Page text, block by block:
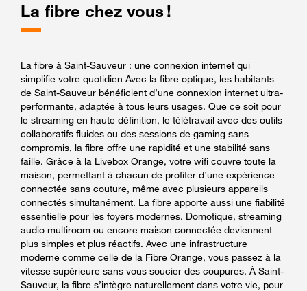
La fibre chez vous !
La fibre à Saint-Sauveur : une connexion internet qui
simplifie votre quotidien Avec la fibre optique, les habitants
de Saint-Sauveur bénéficient d’une connexion internet ultra-
performante, adaptée à tous leurs usages. Que ce soit pour
le streaming en haute définition, le télétravail avec des outils
collaboratifs fluides ou des sessions de gaming sans
compromis, la fibre offre une rapidité et une stabilité sans
faille. Grâce à la Livebox Orange, votre wifi couvre toute la
maison, permettant à chacun de profiter d’une expérience
connectée sans couture, même avec plusieurs appareils
connectés simultanément. La fibre apporte aussi une fiabilité
essentielle pour les foyers modernes. Domotique, streaming
audio multiroom ou encore maison connectée deviennent
plus simples et plus réactifs. Avec une infrastructure
moderne comme celle de la Fibre Orange, vous passez à la
vitesse supérieure sans vous soucier des coupures. À Saint-
Sauveur, la fibre s’intègre naturellement dans votre vie, pour